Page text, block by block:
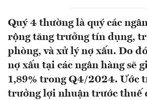
Quý 4 thường là quý các
rộng tăng trưởng tín dụng,
phòng, và xử lý nợ xấu. Do
nợ xấu tại các ngân hàng sẽ
1,89% trong Q4/2024. Ước
trưởng lợi nhuận trước thuế